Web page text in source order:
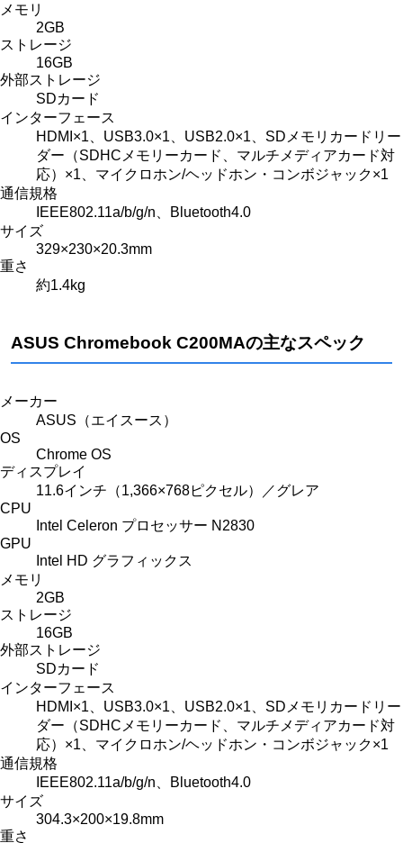
メモリ
2GB
ストレージ
16GB
外部ストレージ
SDカード
インターフェース
HDMI×1、USB3.0×1、USB2.0×1、SDメモリカードリー
ダー（SDHCメモリーカード、マルチメディアカード対
応）×1、マイクロホン/ヘッドホン・コンボジャック×1
通信規格
IEEE802.11a/b/g/n、Bluetooth4.0
サイズ
329×230×20.3mm
重さ
約1.4kg
ASUS Chromebook C200MAの主なスペック
メーカー
ASUS（エイスース）
OS
Chrome OS
ディスプレイ
11.6インチ（1,366×768ピクセル）／グレア
CPU
Intel Celeron プロセッサー N2830
GPU
Intel HD グラフィックス
メモリ
2GB
ストレージ
16GB
外部ストレージ
SDカード
インターフェース
HDMI×1、USB3.0×1、USB2.0×1、SDメモリカードリー
ダー（SDHCメモリーカード、マルチメディアカード対
応）×1、マイクロホン/ヘッドホン・コンボジャック×1
通信規格
IEEE802.11a/b/g/n、Bluetooth4.0
サイズ
304.3×200×19.8mm
重さ